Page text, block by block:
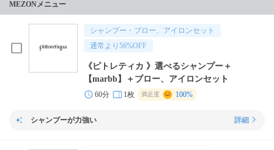
MEZONメニュー
シャンプー・ブロー、アイロンセット
通常より 56%OFF
《ピトレティカ 》選べるシャンプー＋
【marbb】＋ブロー、アイロンセット
60分 1枚 満足度 100%
シャンプーが力強い 詳細